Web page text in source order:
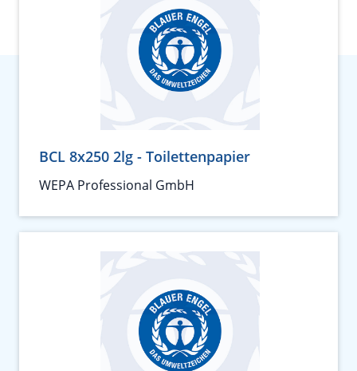
BCL 8x250 2lg - Toilettenpapier
WEPA Professional GmbH